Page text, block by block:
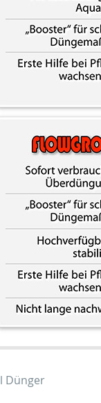
Dünger